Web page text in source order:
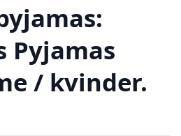
Pyjamas
/ kvinder.